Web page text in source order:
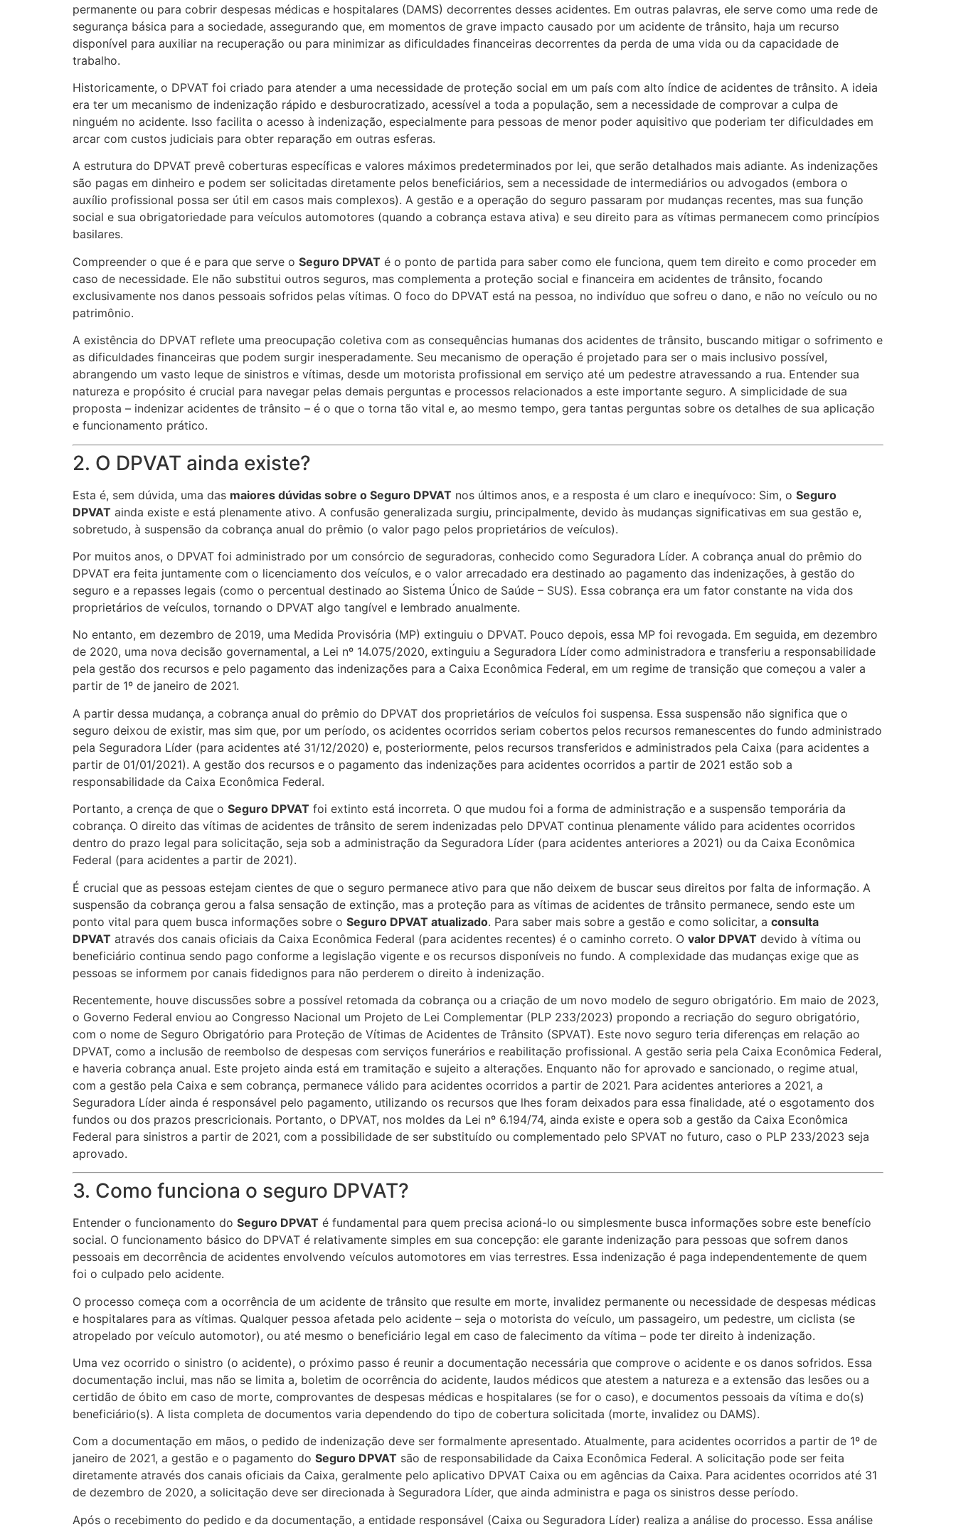
permanente ou para cobrir despesas médicas e hospitalares (DAMS) decorrentes desses acidentes. Em outras palavras, ele serve como uma rede de
segurança básica para a sociedade, assegurando que, em momentos de grave impacto causado por um acidente de trânsito, haja um recurso
disponível para auxiliar na recuperação ou para minimizar as dificuldades financeiras decorrentes da perda de uma vida ou da capacidade de
trabalho.
Historicamente, o DPVAT foi criado para atender a uma necessidade de proteção social em um país com alto índice de acidentes de trânsito. A ideia
era ter um mecanismo de indenização rápido e desburocratizado, acessível a toda a população, sem a necessidade de comprovar a culpa de
ninguém no acidente. Isso facilita o acesso à indenização, especialmente para pessoas de menor poder aquisitivo que poderiam ter dificuldades em
arcar com custos judiciais para obter reparação em outras esferas.
A estrutura do DPVAT prevê coberturas específicas e valores máximos predeterminados por lei, que serão detalhados mais adiante. As indenizações
são pagas em dinheiro e podem ser solicitadas diretamente pelos beneficiários, sem a necessidade de intermediários ou advogados (embora o
auxílio profissional possa ser útil em casos mais complexos). A gestão e a operação do seguro passaram por mudanças recentes, mas sua função
social e sua obrigatoriedade para veículos automotores (quando a cobrança estava ativa) e seu direito para as vítimas permanecem como princípios
basilares.
Compreender o que é e para que serve o Seguro DPVAT é o ponto de partida para saber como ele funciona, quem tem direito e como proceder em
caso de necessidade. Ele não substitui outros seguros, mas complementa a proteção social e financeira em acidentes de trânsito, focando
exclusivamente nos danos pessoais sofridos pelas vítimas. O foco do DPVAT está na pessoa, no indivíduo que sofreu o dano, e não no veículo ou no
patrimônio.
A existência do DPVAT reflete uma preocupação coletiva com as consequências humanas dos acidentes de trânsito, buscando mitigar o sofrimento e
as dificuldades financeiras que podem surgir inesperadamente. Seu mecanismo de operação é projetado para ser o mais inclusivo possível,
abrangendo um vasto leque de sinistros e vítimas, desde um motorista profissional em serviço até um pedestre atravessando a rua. Entender sua
natureza e propósito é crucial para navegar pelas demais perguntas e processos relacionados a este importante seguro. A simplicidade de sua
proposta – indenizar acidentes de trânsito – é o que o torna tão vital e, ao mesmo tempo, gera tantas perguntas sobre os detalhes de sua aplicação
e funcionamento prático.
2. O DPVAT ainda existe?
Esta é, sem dúvida, uma das maiores dúvidas sobre o Seguro DPVAT nos últimos anos, e a resposta é um claro e inequívoco: Sim, o Seguro
DPVAT ainda existe e está plenamente ativo. A confusão generalizada surgiu, principalmente, devido às mudanças significativas em sua gestão e,
sobretudo, à suspensão da cobrança anual do prêmio (o valor pago pelos proprietários de veículos).
Por muitos anos, o DPVAT foi administrado por um consórcio de seguradoras, conhecido como Seguradora Líder. A cobrança anual do prêmio do
DPVAT era feita juntamente com o licenciamento dos veículos, e o valor arrecadado era destinado ao pagamento das indenizações, à gestão do
seguro e a repasses legais (como o percentual destinado ao Sistema Único de Saúde – SUS). Essa cobrança era um fator constante na vida dos
proprietários de veículos, tornando o DPVAT algo tangível e lembrado anualmente.
No entanto, em dezembro de 2019, uma Medida Provisória (MP) extinguiu o DPVAT. Pouco depois, essa MP foi revogada. Em seguida, em dezembro
de 2020, uma nova decisão governamental, a Lei nº 14.075/2020, extinguiu a Seguradora Líder como administradora e transferiu a responsabilidade
pela gestão dos recursos e pelo pagamento das indenizações para a Caixa Econômica Federal, em um regime de transição que começou a valer a
partir de 1º de janeiro de 2021.
A partir dessa mudança, a cobrança anual do prêmio do DPVAT dos proprietários de veículos foi suspensa. Essa suspensão não significa que o
seguro deixou de existir, mas sim que, por um período, os acidentes ocorridos seriam cobertos pelos recursos remanescentes do fundo administrado
pela Seguradora Líder (para acidentes até 31/12/2020) e, posteriormente, pelos recursos transferidos e administrados pela Caixa (para acidentes a
partir de 01/01/2021). A gestão dos recursos e o pagamento das indenizações para acidentes ocorridos a partir de 2021 estão sob a
responsabilidade da Caixa Econômica Federal.
Portanto, a crença de que o Seguro DPVAT foi extinto está incorreta. O que mudou foi a forma de administração e a suspensão temporária da
cobrança. O direito das vítimas de acidentes de trânsito de serem indenizadas pelo DPVAT continua plenamente válido para acidentes ocorridos
dentro do prazo legal para solicitação, seja sob a administração da Seguradora Líder (para acidentes anteriores a 2021) ou da Caixa Econômica
Federal (para acidentes a partir de 2021).
É crucial que as pessoas estejam cientes de que o seguro permanece ativo para que não deixem de buscar seus direitos por falta de informação. A
suspensão da cobrança gerou a falsa sensação de extinção, mas a proteção para as vítimas de acidentes de trânsito permanece, sendo este um
ponto vital para quem busca informações sobre o Seguro DPVAT atualizado. Para saber mais sobre a gestão e como solicitar, a consulta
DPVAT através dos canais oficiais da Caixa Econômica Federal (para acidentes recentes) é o caminho correto. O valor DPVAT devido à vítima ou
beneficiário continua sendo pago conforme a legislação vigente e os recursos disponíveis no fundo. A complexidade das mudanças exige que as
pessoas se informem por canais fidedignos para não perderem o direito à indenização.
Recentemente, houve discussões sobre a possível retomada da cobrança ou a criação de um novo modelo de seguro obrigatório. Em maio de 2023,
o Governo Federal enviou ao Congresso Nacional um Projeto de Lei Complementar (PLP 233/2023) propondo a recriação do seguro obrigatório,
com o nome de Seguro Obrigatório para Proteção de Vítimas de Acidentes de Trânsito (SPVAT). Este novo seguro teria diferenças em relação ao
DPVAT, como a inclusão de reembolso de despesas com serviços funerários e reabilitação profissional. A gestão seria pela Caixa Econômica Federal,
e haveria cobrança anual. Este projeto ainda está em tramitação e sujeito a alterações. Enquanto não for aprovado e sancionado, o regime atual,
com a gestão pela Caixa e sem cobrança, permanece válido para acidentes ocorridos a partir de 2021. Para acidentes anteriores a 2021, a
Seguradora Líder ainda é responsável pelo pagamento, utilizando os recursos que lhes foram deixados para essa finalidade, até o esgotamento dos
fundos ou dos prazos prescricionais. Portanto, o DPVAT, nos moldes da Lei nº 6.194/74, ainda existe e opera sob a gestão da Caixa Econômica
Federal para sinistros a partir de 2021, com a possibilidade de ser substituído ou complementado pelo SPVAT no futuro, caso o PLP 233/2023 seja
aprovado.
3. Como funciona o seguro DPVAT?
Entender o funcionamento do Seguro DPVAT é fundamental para quem precisa acioná-lo ou simplesmente busca informações sobre este benefício
social. O funcionamento básico do DPVAT é relativamente simples em sua concepção: ele garante indenização para pessoas que sofrem danos
pessoais em decorrência de acidentes envolvendo veículos automotores em vias terrestres. Essa indenização é paga independentemente de quem
foi o culpado pelo acidente.
O processo começa com a ocorrência de um acidente de trânsito que resulte em morte, invalidez permanente ou necessidade de despesas médicas
e hospitalares para as vítimas. Qualquer pessoa afetada pelo acidente – seja o motorista do veículo, um passageiro, um pedestre, um ciclista (se
atropelado por veículo automotor), ou até mesmo o beneficiário legal em caso de falecimento da vítima – pode ter direito à indenização.
Uma vez ocorrido o sinistro (o acidente), o próximo passo é reunir a documentação necessária que comprove o acidente e os danos sofridos. Essa
documentação inclui, mas não se limita a, boletim de ocorrência do acidente, laudos médicos que atestem a natureza e a extensão das lesões ou a
certidão de óbito em caso de morte, comprovantes de despesas médicas e hospitalares (se for o caso), e documentos pessoais da vítima e do(s)
beneficiário(s). A lista completa de documentos varia dependendo do tipo de cobertura solicitada (morte, invalidez ou DAMS).
Com a documentação em mãos, o pedido de indenização deve ser formalmente apresentado. Atualmente, para acidentes ocorridos a partir de 1º de
janeiro de 2021, a gestão e o pagamento do Seguro DPVAT são de responsabilidade da Caixa Econômica Federal. A solicitação pode ser feita
diretamente através dos canais oficiais da Caixa, geralmente pelo aplicativo DPVAT Caixa ou em agências da Caixa. Para acidentes ocorridos até 31
de dezembro de 2020, a solicitação deve ser direcionada à Seguradora Líder, que ainda administra e paga os sinistros desse período.
Após o recebimento do pedido e da documentação, a entidade responsável (Caixa ou Seguradora Líder) realiza a análise do processo. Essa análise